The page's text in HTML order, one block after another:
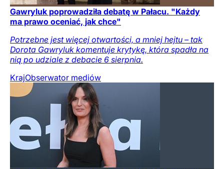
Gawryluk poprowadziła debatę w Pałacu. "Każdy
ma prawo oceniać, jak chce"
Potrzebne jest więcej otwartości, a mniej hejtu – tak
Dorota Gawryluk komentuje krytykę, która spadła na
nią po udziale z debacie 6 sierpnia.
KrajObserwator mediów